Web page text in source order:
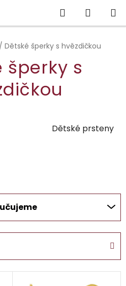
Hledat
KOŠÍK
/ Dětské šperky s hvězdičkou
šperky s
Dětské prsteny